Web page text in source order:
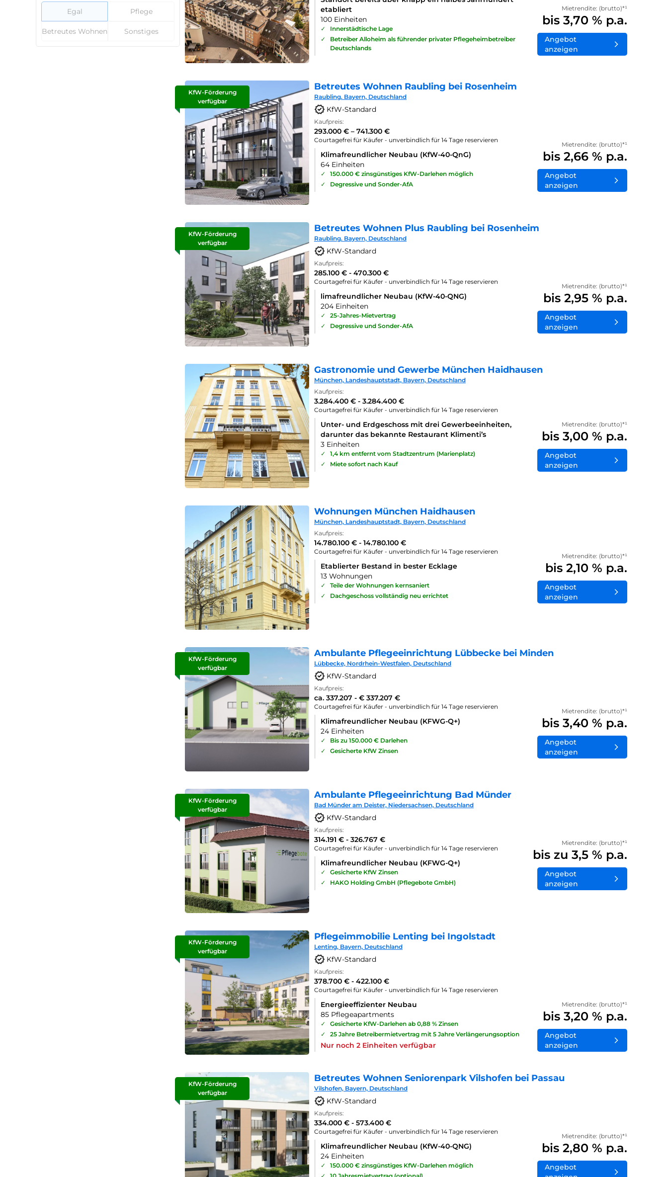
Egal Pflege
Betreutes Wohnen Sonstiges
etabliert
100 Einheiten
✓
Innerstädtische Lage
✓
Betreiber Alloheim als führender privater Pflegeheimbetreiber
Deutschlands
Mietrendite: (brutto)*¹
bis 3,70 % p.a.
Angebot
anzeigen
KfW-Förderung
verfügbar
Betreutes Wohnen Raubling bei Rosenheim
Raubling. Bayern, Deutschland
KfW-Standard
Kaufpreis:
293.000 € – 741.300 €
Courtagefrei für Käufer - unverbindlich für 14 Tage reservieren
Klimafreundlicher Neubau (KfW-40-QnG)
64 Einheiten
✓
150.000 € zinsgünstiges KfW-Darlehen möglich
✓
Degressive und Sonder-AfA
Mietrendite: (brutto)*¹
bis 2,66 % p.a.
Angebot
anzeigen
KfW-Förderung
verfügbar
Betreutes Wohnen Plus Raubling bei Rosenheim
Raubling. Bayern, Deutschland
KfW-Standard
Kaufpreis:
285.100 € - 470.300 €
Courtagefrei für Käufer - unverbindlich für 14 Tage reservieren
limafreundlicher Neubau (KfW-40-QNG)
204 Einheiten
✓
25-Jahres-Mietvertrag
✓
Degressive und Sonder-AfA
Mietrendite: (brutto)*¹
bis 2,95 % p.a.
Angebot
anzeigen
Gastronomie und Gewerbe München Haidhausen
München, Landeshauptstadt, Bayern, Deutschland
Kaufpreis:
3.284.400 € - 3.284.400 €
Courtagefrei für Käufer - unverbindlich für 14 Tage reservieren
Unter- und Erdgeschoss mit drei Gewerbeeinheiten,
darunter das bekannte Restaurant Klimenti’s
3 Einheiten
✓
1,4 km entfernt vom Stadtzentrum (Marienplatz)
✓
Miete sofort nach Kauf
Mietrendite: (brutto)*¹
bis 3,00 % p.a.
Angebot
anzeigen
Wohnungen München Haidhausen
München, Landeshauptstadt, Bayern, Deutschland
Kaufpreis:
14.780.100 € - 14.780.100 €
Courtagefrei für Käufer - unverbindlich für 14 Tage reservieren
Etablierter Bestand in bester Ecklage
13 Wohnungen
✓
Teile der Wohnungen kernsaniert
✓
Dachgeschoss vollständig neu errichtet
Mietrendite: (brutto)*¹
bis 2,10 % p.a.
Angebot
anzeigen
KfW-Förderung
verfügbar
Ambulante Pflegeeinrichtung Lübbecke bei Minden
Lübbecke, Nordrhein-Westfalen, Deutschland
KfW-Standard
Kaufpreis:
ca. 337.207 - € 337.207 €
Courtagefrei für Käufer - unverbindlich für 14 Tage reservieren
Klimafreundlicher Neubau (KFWG-Q+)
24 Einheiten
✓
Bis zu 150.000 € Darlehen
✓
Gesicherte KfW Zinsen
Mietrendite: (brutto)*¹
bis 3,40 % p.a.
Angebot
anzeigen
KfW-Förderung
verfügbar
Ambulante Pflegeeinrichtung Bad Münder
Bad Münder am Deister, Niedersachsen, Deutschland
KfW-Standard
Kaufpreis:
314.191 € - 326.767 €
Courtagefrei für Käufer - unverbindlich für 14 Tage reservieren
Klimafreundlicher Neubau (KFWG-Q+)
✓
Gesicherte KfW Zinsen
✓
HAKO Holding GmbH (Pflegebote GmbH)
Mietrendite: (brutto)*¹
bis zu 3,5 % p.a.
Angebot
anzeigen
KfW-Förderung
verfügbar
Pflegeimmobilie Lenting bei Ingolstadt
Lenting, Bayern, Deutschland
KfW-Standard
Kaufpreis:
378.700 € - 422.100 €
Courtagefrei für Käufer - unverbindlich für 14 Tage reservieren
Energieeffizienter Neubau
85 Pflegeapartments
✓
Gesicherte KfW-Darlehen ab 0,88 % Zinsen
✓
25 Jahre Betreibermietvertrag mit 5 Jahre Verlängerungsoption
Nur noch 2 Einheiten verfügbar
Mietrendite: (brutto)*¹
bis 3,20 % p.a.
Angebot
anzeigen
KfW-Förderung
verfügbar
Betreutes Wohnen Seniorenpark Vilshofen bei Passau
Vilshofen, Bayern, Deutschland
KfW-Standard
Kaufpreis:
334.000 € - 573.400 €
Courtagefrei für Käufer - unverbindlich für 14 Tage reservieren
Klimafreundlicher Neubau (KfW-40-QNG)
24 Einheiten
✓
150.000 € zinsgünstiges KfW-Darlehen möglich
Mietrendite: (brutto)*¹
bis 2,80 % p.a.
Angebot